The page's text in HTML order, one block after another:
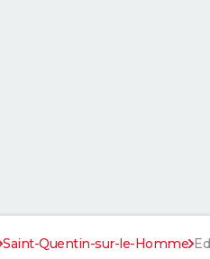
Saint-Quentin-sur-le-Homme